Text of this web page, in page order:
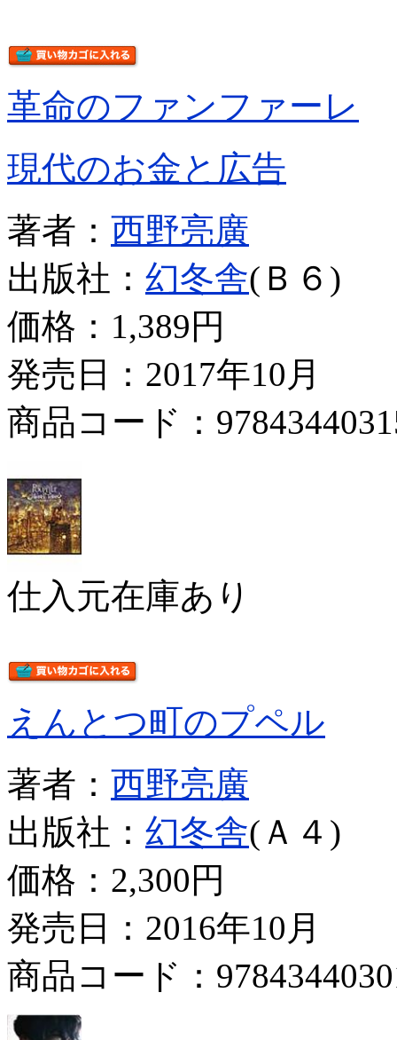
革命のファンファーレ
現代のお金と広告
著者： 西野亮廣
出版社： 幻冬舎(Ｂ６)
価格： 1,389円
発売日：2017年10月
商品コード：
仕入元在庫あり
えんとつ町のプペル
著者： 西野亮廣
出版社： 幻冬舎(Ａ４)
価格： 2,300円
発売日：2016年10月
商品コード：